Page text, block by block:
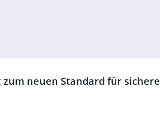
zum neuen Standard für sichere